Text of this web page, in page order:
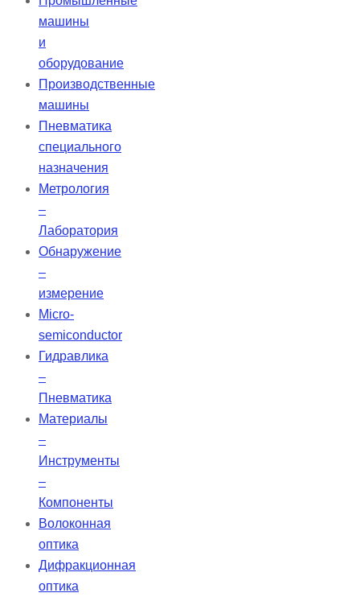
машины
и
оборудование
Производственные
машины
Пневматика
специального
назначения
Метрология
–
Лаборатория
Обнаружение
–
измерение
Micro-
semiconductor
Гидравлика
–
Пневматика
Материалы
–
Инструменты
–
Компоненты
Волоконная
оптика
Дифракционная
оптика